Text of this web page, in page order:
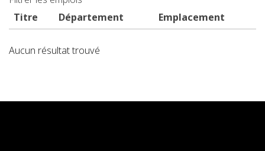
résultats
de
recherche
intitulé
poste,
service,
Titre
Département Emplacement
Aucun résultat trouvé